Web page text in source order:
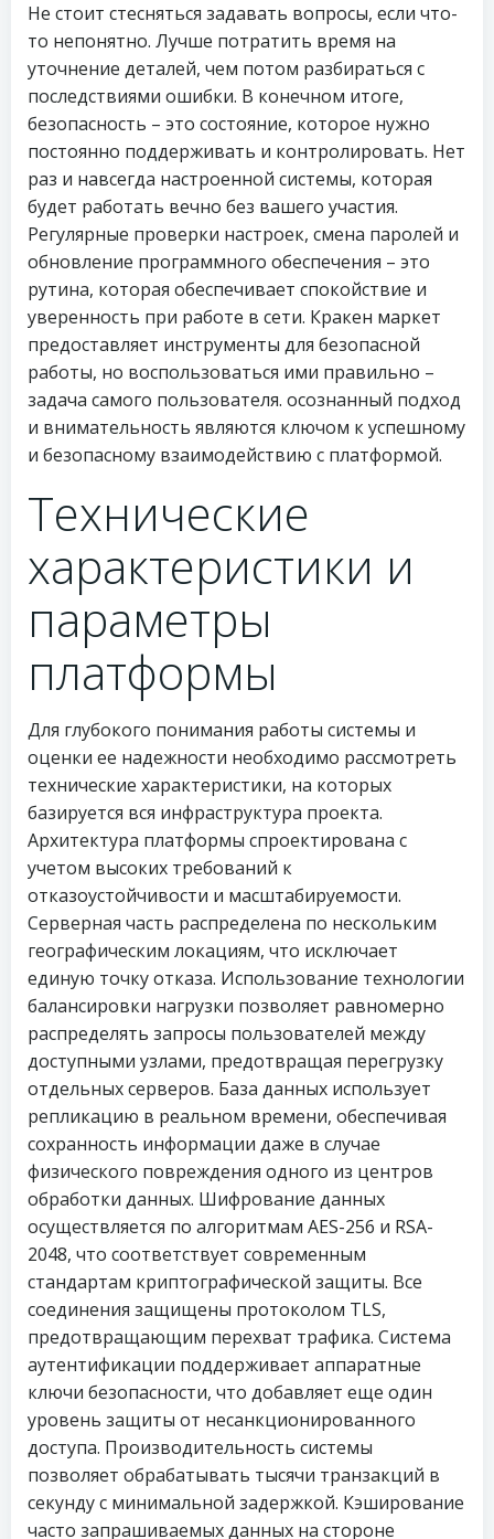
Не стоит стесняться задавать вопросы, если что-
то непонятно. Лучше потратить время на
уточнение деталей, чем потом разбираться с
последствиями ошибки. В конечном итоге,
безопасность – это состояние, которое нужно
постоянно поддерживать и контролировать. Нет
раз и навсегда настроенной системы, которая
будет работать вечно без вашего участия.
Регулярные проверки настроек, смена паролей и
обновление программного обеспечения – это
рутина, которая обеспечивает спокойствие и
уверенность при работе в сети. Кракен маркет
предоставляет инструменты для безопасной
работы, но воспользоваться ими правильно –
задача самого пользователя. осознанный подход
и внимательность являются ключом к успешному
и безопасному взаимодействию с платформой.
Технические
характеристики и
параметры
платформы
Для глубокого понимания работы системы и
оценки ее надежности необходимо рассмотреть
технические характеристики, на которых
базируется вся инфраструктура проекта.
Архитектура платформы спроектирована с
учетом высоких требований к
отказоустойчивости и масштабируемости.
Серверная часть распределена по нескольким
географическим локациям, что исключает
единую точку отказа. Использование технологии
балансировки нагрузки позволяет равномерно
распределять запросы пользователей между
доступными узлами, предотвращая перегрузку
отдельных серверов. База данных использует
репликацию в реальном времени, обеспечивая
сохранность информации даже в случае
физического повреждения одного из центров
обработки данных. Шифрование данных
осуществляется по алгоритмам AES-256 и RSA-
2048, что соответствует современным
стандартам криптографической защиты. Все
соединения защищены протоколом TLS,
предотвращающим перехват трафика. Система
аутентификации поддерживает аппаратные
ключи безопасности, что добавляет еще один
уровень защиты от несанкционированного
доступа. Производительность системы
позволяет обрабатывать тысячи транзакций в
секунду с минимальной задержкой. Кэширование
часто запрашиваемых данных на стороне